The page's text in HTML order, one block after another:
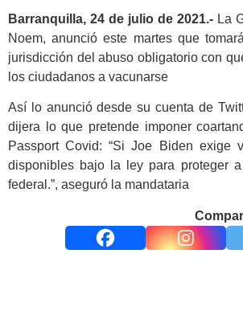
Barranquilla, 24 de julio de 2021.-La
Noem, anunció este martes que
jurisdicción del abuso obligatorio con
los ciudadanos a vacunarse
Así lo anunció desde su cuenta de
dijera lo que pretende imponer
Passport Covid: “Si Joe Biden exige
disponibles bajo la ley para proteger
federal.”, aseguró la mandataria